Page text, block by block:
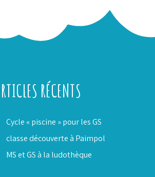
RÉCENTS
Cycle « piscine » pour les GS
classe découverte à Paimpol
MS et GS à la ludothèque